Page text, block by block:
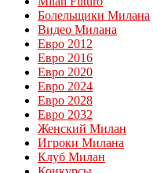
Болельщики Милана
Видео Милана
Евро 2012
Евро 2016
Евро 2020
Евро 2024
Евро 2028
Евро 2032
Женский Милан
Игроки Милана
Клуб Милан